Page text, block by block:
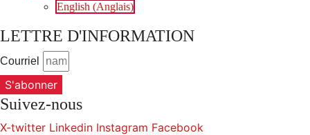
English (Anglais)
LETTRE D'INFORMATION
Courriel
S'abonner
Suivez-nous
X-twitter Linkedin Instagram Facebook